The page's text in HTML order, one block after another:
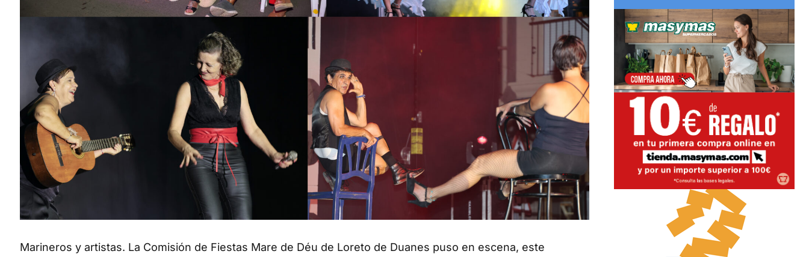
Marineros y artistas. La Comisión de Fiestas Mare de Déu de Loreto de Duanes puso en escena, este